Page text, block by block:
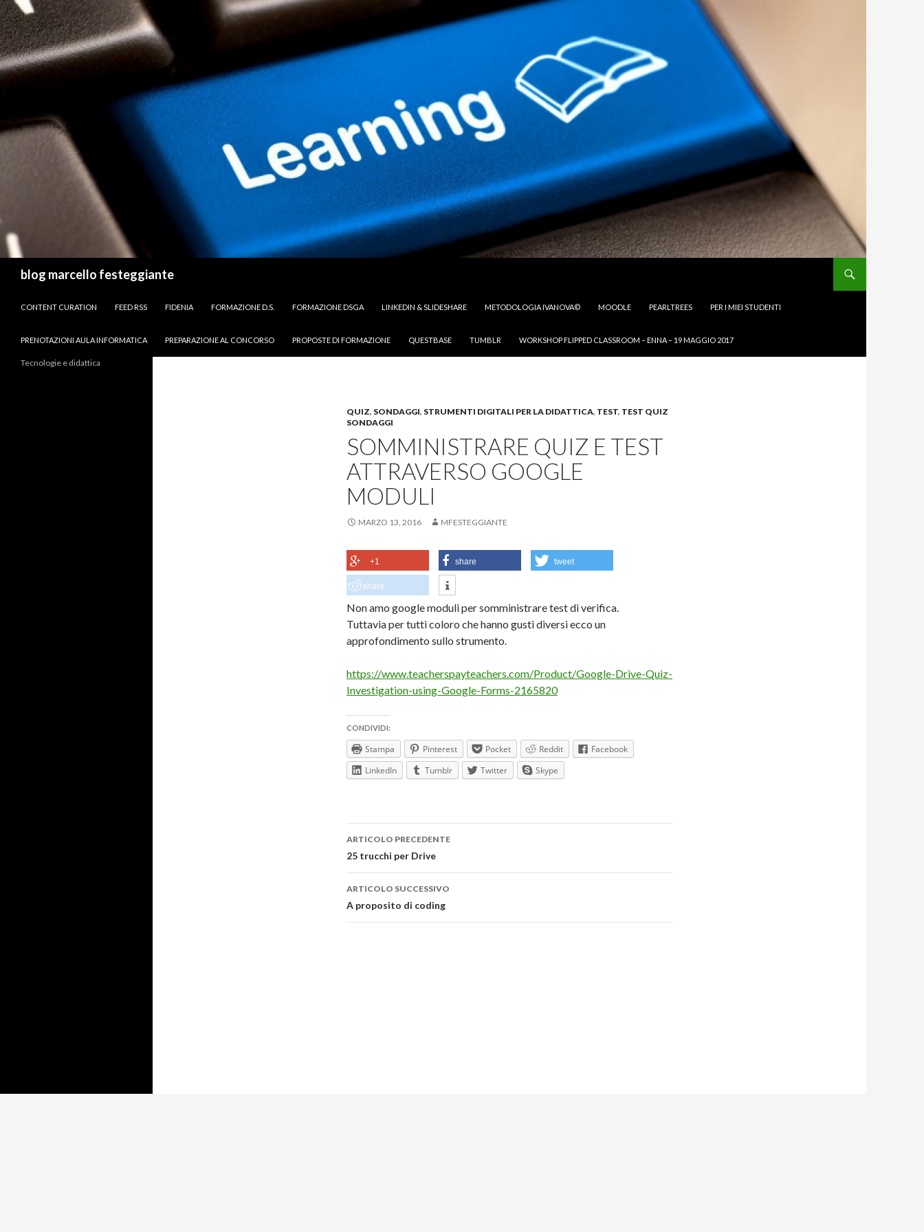
blog marcello festeggiante
CONTENT CURATION
FEED RSS FIDENIA FORMAZIONE D.S. FORMAZIONE DSGA LINKEDIN & SLIDESHARE METODOLOGIA IVANOVA© MOODLE PEARLTREES PER I MIEI STUDENTI
PRENOTAZIONI AULA INFORMATICA PREPARAZIONE AL CONCORSO PROPOSTE DI FORMAZIONE QUESTBASE TUMBLR WORKSHOP FLIPPED CLASSROOM – ENNA – 19 MAGGIO 2017
QUIZ, SONDAGGI, STRUMENTI DIGITALI PER LA DIDATTICA, TEST, TEST QUIZ
SONDAGGI
SOMMINISTRARE QUIZ E TEST
ATTRAVERSO GOOGLE
MODULI
MARZO 13, 2016 MFESTEGGIANTE
+1 share tweet
share
Non amo google moduli per somministrare test di verifica.
Tuttavia per tutti coloro che hanno gusti diversi ecco un
approfondimento sullo strumento.
https://www.teacherspayteachers.com/Product/Google-Drive-Quiz-
Investigation-using-Google-Forms-2165820
CONDIVIDI:
Stampa Pinterest Pocket Reddit
Facebook
LinkedIn
Tumblr Twitter Skype
Navigazione
articolo
ARTICOLO PRECEDENTE
25 trucchi per Drive
ARTICOLO SUCCESSIVO
A proposito di coding
Tecnologie e didattica